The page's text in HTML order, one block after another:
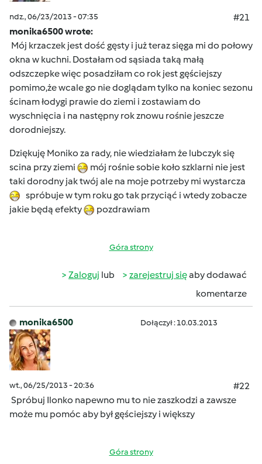
ndz., 06/23/2013 - 07:35
#21
monika6500 wrote:
Mój krzaczek jest dość gęsty i już teraz sięga mi do połowy
okna w kuchni. Dostałam od sąsiada taką małą
odszczepke więc posadziłam co rok jest gęściejszy
pomimo,że wcale go nie doglądam tylko na koniec sezonu
ścinam łodygi prawie do ziemi i zostawiam do
wyschnięcia i na następny rok znowu rośnie jeszcze
dorodniejszy.
Dziękuję Moniko za rady, nie wiedziałam że lubczyk się
scina przy ziemi
mój rośnie sobie koło szklarni nie jest
taki dorodny jak twój ale na moje potrzeby mi wystarcza
spróbuje w tym roku go tak przyciąć i wtedy zobacze
jakie będą efekty
pozdrawiam
Góra strony
Zaloguj lub zarejestruj sięaby dodawać
komentarze
monika6500 Dołączył : 10.03.2013
wt., 06/25/2013 - 20:36
#22
Spróbuj Ilonko napewno mu to nie zaszkodzi a zawsze
może mu pomóc aby był gęściejszy i większy
Góra strony